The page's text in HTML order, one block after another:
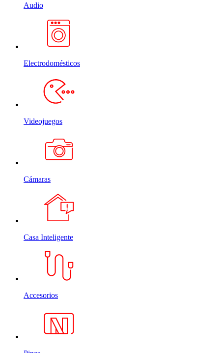
Audio
Electrodomésticos
Videojuegos
Cámaras
Casa Inteligente
Accesorios